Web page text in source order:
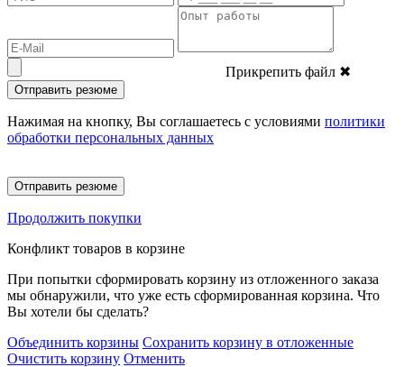
Прикрепить файл ✖
Отправить резюме
Нажимая на кнопку, Вы соглашаетесь с условиями политики
обработки персональных данных
Отправить резюме
Продолжить покупки
Конфликт товаров в корзине
При попытки сформировать корзину из отложенного заказа
мы обнаружили, что уже есть сформированная корзина. Что
Вы хотели бы сделать?
Объединить корзины Сохранить корзину в отложенные
Очистить корзину Отменить